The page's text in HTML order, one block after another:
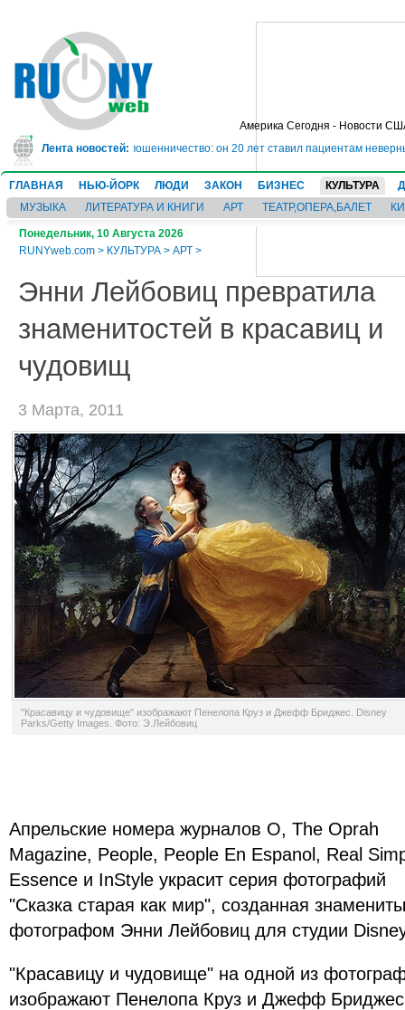
Америка Сегодня - Новости
Лента новостей:
на 10 лет за мошенничество: он 20 лет ставил пациентам неверные
ГЛАВНАЯ НЬЮ-ЙОРК ЛЮДИ ЗАКОН БИЗНЕС КУЛЬТУРА
МУЗЫКА
ЛИТЕРАТУРА И КНИГИ АРТ ТЕАТР,ОПЕРА,БАЛЕТ
Понедельник, 10 Августа 2026
RUNYweb.com > КУЛЬТУРА > АРТ >
Энни Лейбовиц превратила
знаменитостей в красавиц и
чудовищ
3 Марта, 2011
"Красавицу и чудовище" изображают Пенелопа Круз и Джефф Бриджес. Disney
Parks/Getty Images. Фото: Э.Лейбовиц
Апрельские номера журналов O, The Oprah
Magazine, People, People En Espanol, Real
Essence и InStyle украсит серия фотографий
"Сказка старая как мир", созданная
фотографом Энни Лейбовиц для студии
"Красавицу и чудовище" на одной из
изображают Пенелопа Круз и Джефф